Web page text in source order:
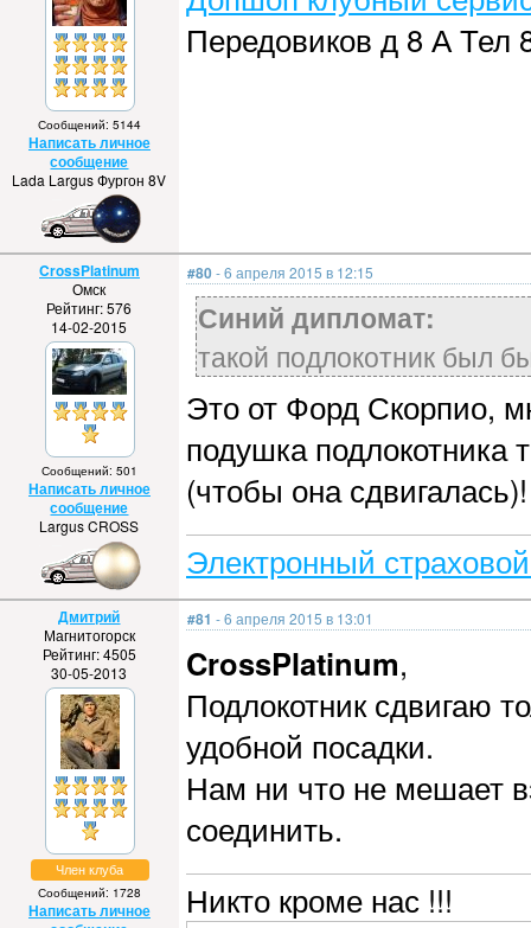
Сообщений: 5144
Написать личное
сообщение
Lada Largus Фургон 8V
Передовиков д 8 А Тел
CrossPlatinum
Омск
Рейтинг: 576
14-02-2015
Сообщений: 501
Написать личное
сообщение
Largus CROSS
#80- 6 апреля 2015 в 12:15
Синий дипломат:
такой подлокотник был
Это от Форд Скорпио,
подушка подлокотника
(чтобы она сдвигалась)!
Электронный
Дмитрий
Магнитогорск
Рейтинг: 4505
30-05-2013
Член клуба
Сообщений: 1728
Написать личное
#81 - 6 апреля 2015 в 13:01
CrossPlatinum,
Подлокотник сдвигаю
удобной посадки.
Нам ни что не мешает
соединить.
Никто кроме нас !!!